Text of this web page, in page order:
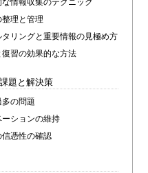
情報収集のテクニック
理と管理
タリングと重要情報の見極め方
復習の効果的な方法
題と解決策
の問題
ーションの維持
信憑性の確認